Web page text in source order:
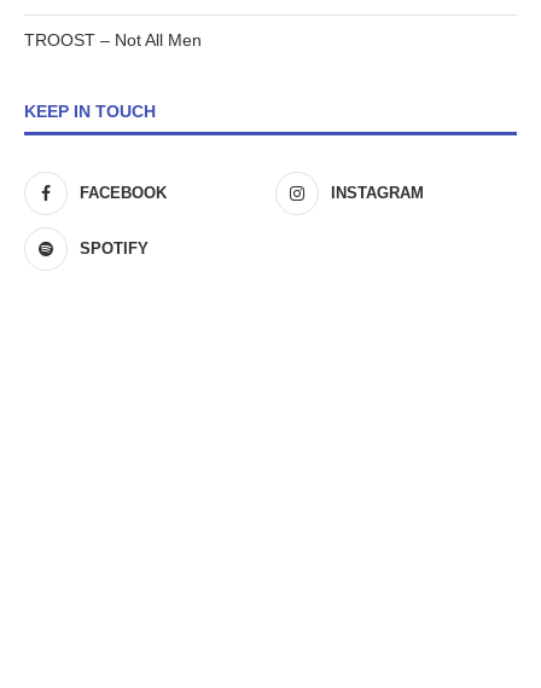
TROOST – Not All Men
KEEP IN TOUCH
FACEBOOK INSTAGRAM
SPOTIFY